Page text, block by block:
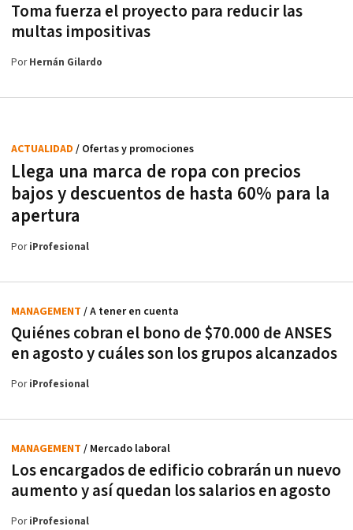
Toma fuerza el proyecto para reducir las
multas impositivas
PorHernán Gilardo
Llega una marca de ropa con precios
bajos y descuentos de hasta 60% para la
apertura
ACTUALIDAD / Ofertas y promociones
PoriProfesional
Quiénes cobran el bono de $70.000 de ANSES
en agosto y cuáles son los grupos alcanzados
MANAGEMENT / A tener en cuenta
PoriProfesional
Los encargados de edificio cobrarán un nuevo
aumento y así quedan los salarios en agosto
MANAGEMENT / Mercado laboral
PoriProfesional